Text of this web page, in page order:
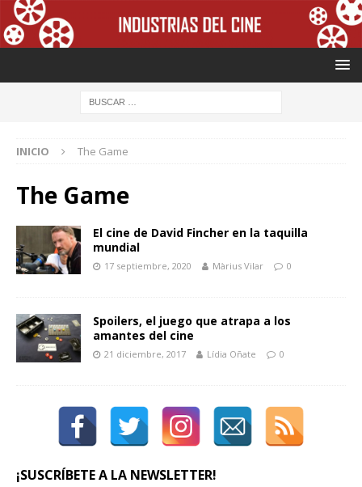
INICIO The Game
The Game
El cine de David Fincher en la taquilla
mundial
17 septiembre, 2020 Màrius Vilar 0
Spoilers, el juego que atrapa a los
amantes del cine
21 diciembre, 2017 Lídia Oñate 0
¡SUSCRÍBETE A LA NEWSLETTER!